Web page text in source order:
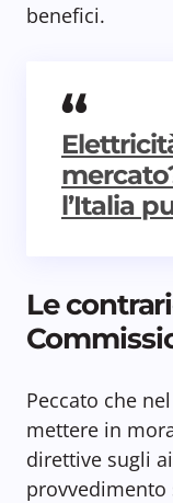
benefici.
l’Italia
Le
Peccato che
mettere in
direttive sugli
provvedimento